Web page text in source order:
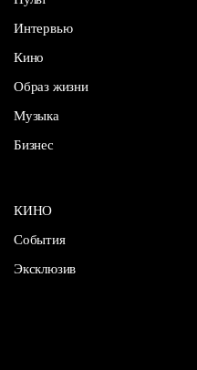
Интервью
Кино
Образ жизни
Музыка
Бизнес
КИНО
События
Эксклюзив